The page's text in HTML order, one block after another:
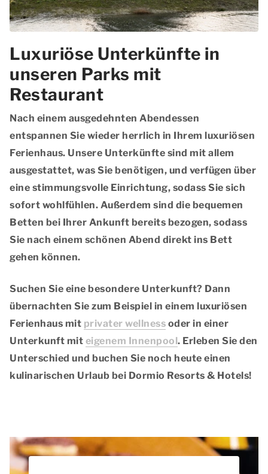
Luxuriöse Unterkünfte in
unseren Parks mit
Restaurant
Nach einem ausgedehnten Abendessen
entspannen Sie wieder herrlich in Ihrem luxuriösen
Ferienhaus. Unsere Unterkünfte sind mit allem
ausgestattet, was Sie benötigen, und verfügen über
eine stimmungsvolle Einrichtung, sodass Sie sich
sofort wohlfühlen. Außerdem sind die bequemen
Betten bei Ihrer Ankunft bereits bezogen, sodass
Sie nach einem schönen Abend direkt ins Bett
gehen können.
Suchen Sie eine besondere Unterkunft? Dann
übernachten Sie zum Beispiel in einem luxuriösen
Ferienhaus mit privater wellness oder in einer
Unterkunft mit eigenem Innenpool. Erleben Sie den
Unterschied und buchen Sie noch heute einen
kulinarischen Urlaub bei Dormio Resorts & Hotels!